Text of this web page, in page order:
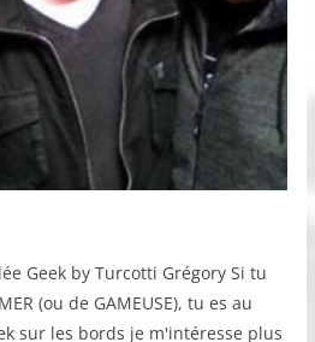
Geek by Turcotti Grégory Si tu
(ou de GAMEUSE), tu es au
sur les bords je m'intéresse plus